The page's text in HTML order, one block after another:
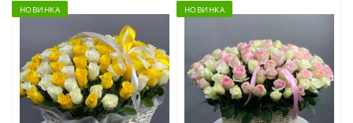
НОВИНКА НОВИНКА